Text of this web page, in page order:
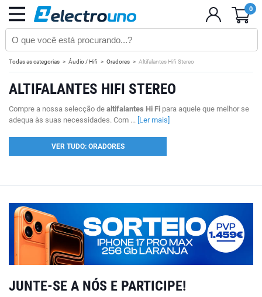
0
Todas as categorias Áudio / Hifi Oradores Altifalantes Hifi Stereo
ALTIFALANTES HIFI STEREO
Compre a nossa selecção de altifalantes Hi Fi para aquele que melhor se
adequa às suas necessidades. Com ... [Ler mais]
VER TUDO: ORADORES
JUNTE-SE A NÓS E PARTICIPE!